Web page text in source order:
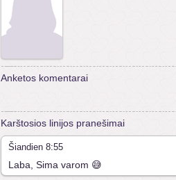
Anketos komentarai
Karštosios linijos pranešimai
Šiandien 8:55
Laba, Sima varom 😅